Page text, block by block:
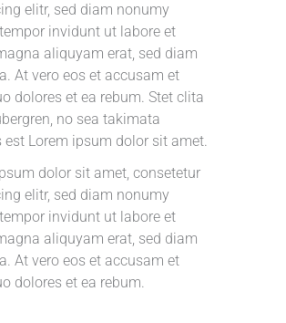
elitr, sed diam nonumy
invidunt ut labore et
aliquyam erat, sed diam
At vero eos et accusam et
dolores et ea rebum. Stet clita
no sea takimata
est Lorem ipsum dolor sit amet.
dolor sit amet, consetetur
elitr, sed diam nonumy
invidunt ut labore et
aliquyam erat, sed diam
At vero eos et accusam et
dolores et ea rebum.